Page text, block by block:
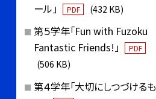
ール」
PDF (432 KB)
第５学年「Fun with Fuzoku
Fantastic Friends!」
PDF
(506 KB)
第４学年「大切にしつづけるも